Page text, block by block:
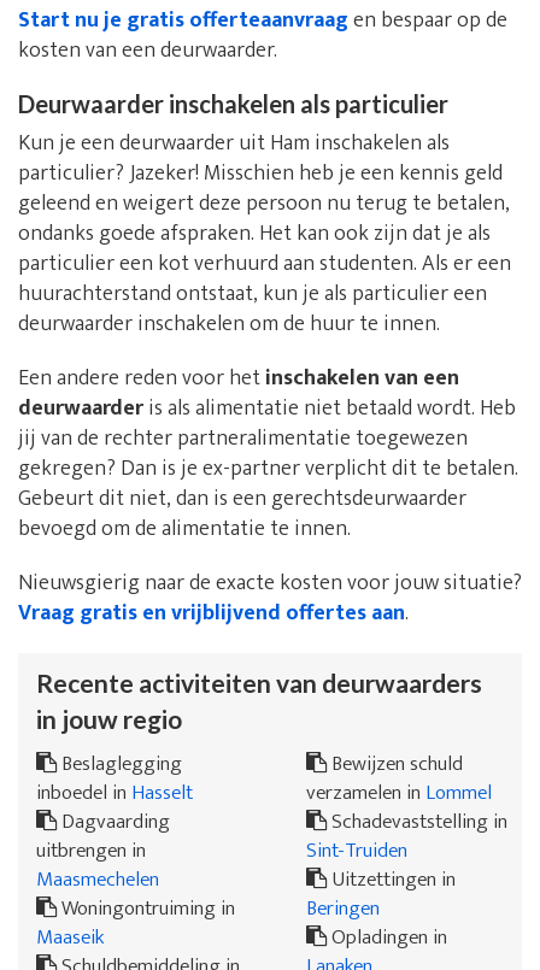
Start nu je gratis offerteaanvraagen bespaar op de
kosten van een deurwaarder.
Deurwaarder inschakelen als particulier
Kun je een deurwaarder uit Ham inschakelen als
particulier? Jazeker! Misschien heb je een kennis geld
geleend en weigert deze persoon nu terug te betalen,
ondanks goede afspraken. Het kan ook zijn dat je als
particulier een kot verhuurd aan studenten. Als er een
huurachterstand ontstaat, kun je als particulier een
deurwaarder inschakelen om de huur te innen.
Een andere reden voor hetinschakelen van een
deurwaarderis als alimentatie niet betaald wordt. Heb
jij van de rechter partneralimentatie toegewezen
gekregen? Dan is je ex-partner verplicht dit te betalen.
Gebeurt dit niet, dan is een gerechtsdeurwaarder
bevoegd om de alimentatie te innen.
Nieuwsgierig naar de exacte kosten voor jouw situatie?
Vraag gratis en vrijblijvend offertes aan.
Recente activiteiten van deurwaarders
in jouw regio
Beslaglegging
inboedel in Hasselt
Dagvaarding
uitbrengen in
Maasmechelen
Woningontruiming in
Maaseik
Bewijzen schuld
verzamelen in Lommel
Schadevaststelling in
Sint-Truiden
Uitzettingen in
Beringen
Opladingen in